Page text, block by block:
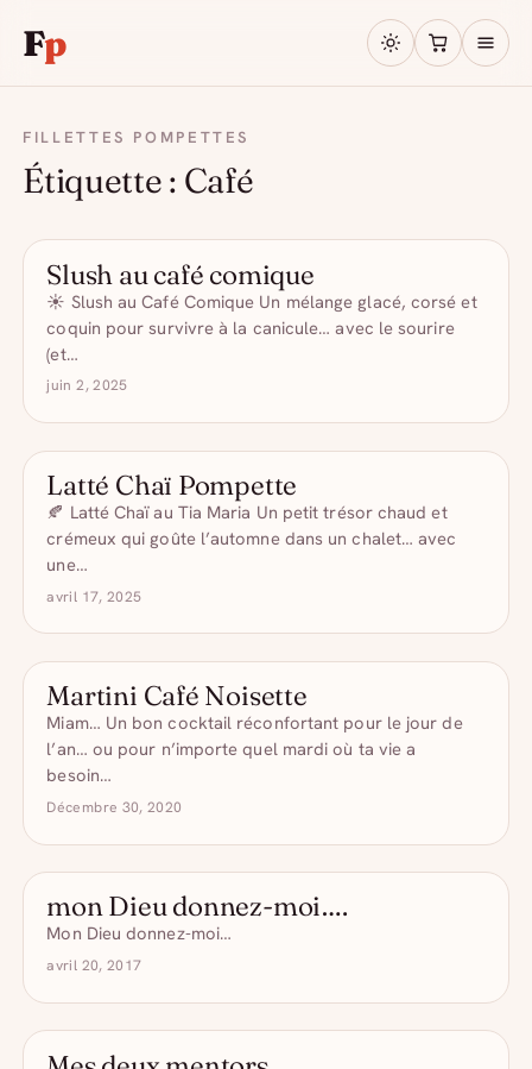
Fp
FILLETTES POMPETTES
Étiquette : Café
LES GLACÉES
Slush au café comique
☀️ Slush au Café Comique Un mélange glacé, corsé et
coquin pour survivre à la canicule… avec le sourire
(et…
juin 2, 2025
CAFÉS COMIQUES
Latté Chaï Pompette
🍂 Latté Chaï au Tia Maria Un petit trésor chaud et
crémeux qui goûte l’automne dans un chalet… avec
une…
avril 17, 2025
CAFÉS COMIQUES
Martini Café Noisette
Miam… Un bon cocktail réconfortant pour le jour de
l’an… ou pour n’importe quel mardi où ta vie a
besoin…
Décembre 30, 2020
- DRÔLE D'ALCOOL
mon Dieu donnez-moi….
Mon Dieu donnez-moi…
avril 20, 2017
- DRÔLE D'ALCOOL